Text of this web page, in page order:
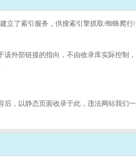
立了索引服务，供搜索引擎抓取/蜘蛛爬
外部链接的指向，不由收录库实际控制
，以静态页面收录于此，违法网站我们